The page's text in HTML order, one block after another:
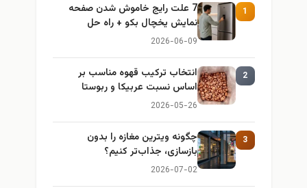
1
7 علت رایج خاموش شدن صفحه
نمایش یخچال بکو + راه حل
2026-06-09
2
انتخاب ترکیب قهوه مناسب بر
اساس نسبت عربیکا و ربوستا
2026-05-26
3
چگونه ویترین مغازه را بدون
بازسازی، جذاب‌تر کنیم؟
2026-07-02